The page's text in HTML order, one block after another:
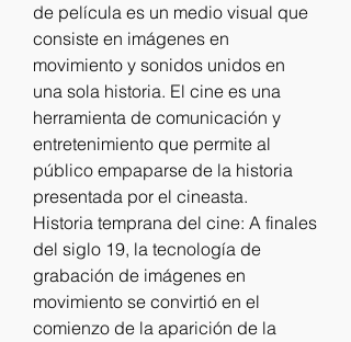
de película es un medio visual que
consiste en imágenes en
movimiento y sonidos unidos en
una sola historia. El cine es una
herramienta de comunicación y
entretenimiento que permite al
público empaparse de la historia
presentada por el cineasta.
Historia temprana del cine: A finales
del siglo 19, la tecnología de
grabación de imágenes en
movimiento se convirtió en el
comienzo de la aparición de la